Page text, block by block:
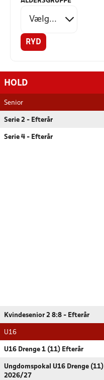
RYD
HOLD
Senior
Serie 2 - Efterår
Serie 4 - Efterår
Kvindesenior 2 8:8 - Efterår
U16
U16 Drenge 1 (11) Efterår
Ungdomspokal U16 Drenge (11)
2026/27